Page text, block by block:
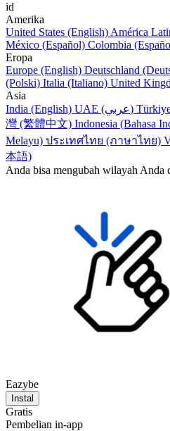
id
Amerika
United States (English) América
México (Español) Colombia
Eropa
Europe (English) Deutschland
(Polski) Italia (Italiano) United
Asia
India (English)
UAE (عربي)
灣 (繁體中文) Indonesia (Bahasa
Melayu) ประเทศไทย (ภาษาไทย)
本語)
Anda bisa mengubah wilayah Anda
Eazybe
Instal
Gratis
Pembelian in-app